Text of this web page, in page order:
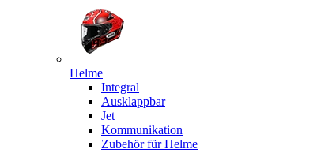
Helme
Integral
Ausklappbar
Jet
Kommunikation
Zubehör für Helme